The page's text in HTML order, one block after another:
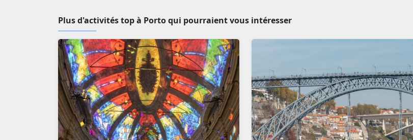
Plus d'activités top à Porto qui pourraient vous intéresser